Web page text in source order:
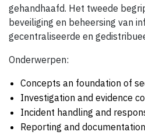
gehandhaafd. Het tweede
beveiliging en beheersing van
gecentraliseerde en
Onderwerpen:
Concepts an foundation of
Investigation and evidence
Incident handling and
Reporting and documentation